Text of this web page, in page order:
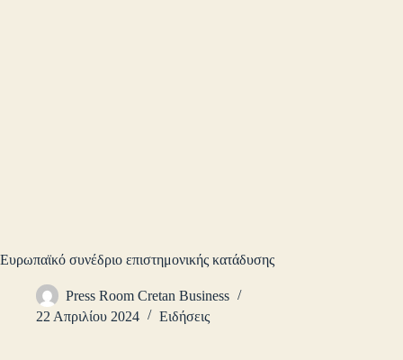
Ευρωπαϊκό συνέδριο επιστημονικής κατάδυσης
Press Room Cretan Business
22 Απριλίου 2024
Ειδήσεις